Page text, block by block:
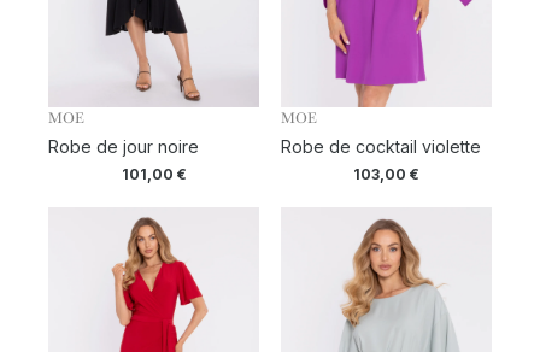
MOE
Robe de jour noire
101,00 €
MOE
Robe de cocktail violette
103,00 €